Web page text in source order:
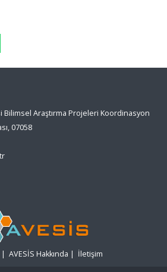
Araştırma Projeleri Koordinasyon
07058
| AVESİS Hakkında | İletişim